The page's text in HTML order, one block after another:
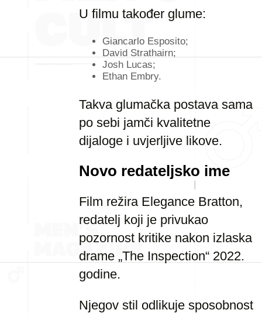
U filmu također glume:
Giancarlo Esposito;
David Strathairn;
Josh Lucas;
Ethan Embry.
Takva glumačka postava sama
po sebi jamči kvalitetne
dijaloge i uvjerljive likove.
Novo redateljsko ime
Film režira Elegance Bratton,
redatelj koji je privukao
pozornost kritike nakon izlaska
drame „The Inspection“ 2022.
godine.
Njegov stil odlikuje sposobnost